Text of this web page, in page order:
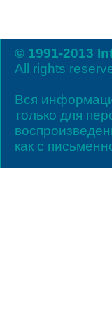
© 1991-2013
All rights
Вся
только для
как с